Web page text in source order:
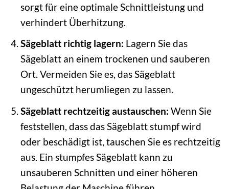
sorgt für eine optimale Schnittleistung und
verhindert Überhitzung.
Sägeblatt richtig lagern: Lagern Sie das
Sägeblatt an einem trockenen und sauberen
Ort. Vermeiden Sie es, das Sägeblatt
ungeschützt herumliegen zu lassen.
Sägeblatt rechtzeitig austauschen: Wenn Sie
feststellen, dass das Sägeblatt stumpf wird
oder beschädigt ist, tauschen Sie es rechtzeitig
aus. Ein stumpfes Sägeblatt kann zu
unsauberen Schnitten und einer höheren